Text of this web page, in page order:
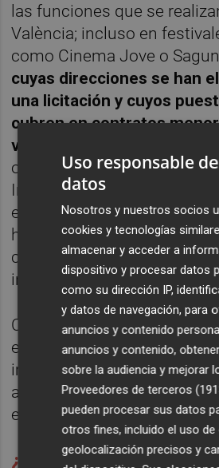
las funciones que se
València; incluso en
como Cinema Jove o
cuyas direcciones se han
una licitación y cuyos
cubren en contratos
vez de establecer
opinión de varias fuentes
Institut, son ciertas las
expuestas, pero no creen
haciendo suficiente por
cayendo en la respuesta
interinidades y
Con todo, a partir del
empezarán las jubilaciones
importante del equipo, y la
atiende a la mayoría de
esgrime.
¿Quién cuida del
Uso responsable
datos
Nosotros y nuestros socios
cookies y tecnologías
almacenar y acceder a
dispositivo y procesar datos
como su dirección IP,
y datos de navegación, para
anuncios y contenido
anuncios y contenido,
sobre la audiencia y mejorar
Proveedores de terceros
pueden procesar sus datos
otros fines, incluido el uso de
geolocalización precisos y